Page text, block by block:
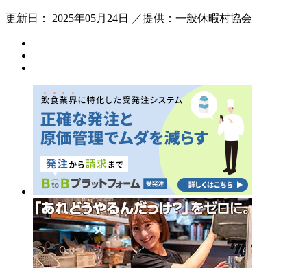
更新日： 2025年05月24日 ／提供：一般休暇村協会